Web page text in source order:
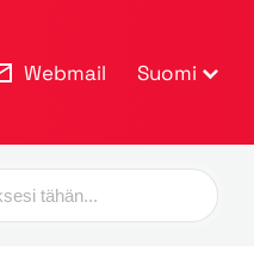
Webmail Suomi